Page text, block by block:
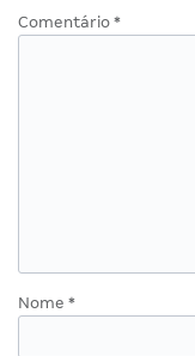
Comentário *
Nome *